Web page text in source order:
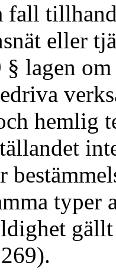
fall
eller
lagen
hemlig
typer